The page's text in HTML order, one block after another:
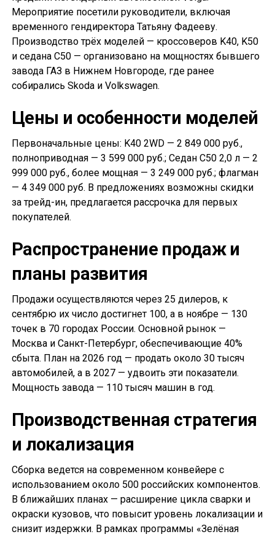
Мероприятие посетили руководители, включая
временного гендиректора Татьяну Фадееву.
Производство трёх моделей — кроссоверов K40, K50
и седана С50 — организовано на мощностях бывшего
завода ГАЗ в Нижнем Новгороде, где ранее
собирались Skoda и Volkswagen.
Цены и особенности моделей
Первоначальные цены: K40 2WD — 2 849 000 руб.,
полноприводная — 3 599 000 руб.; Седан С50 2,0 л — 2
999 000 руб., более мощная — 3 249 000 руб.; флагман
— 4 349 000 руб. В предложениях возможны скидки
за трейд-ин, предлагается рассрочка для первых
покупателей.
Распространение продаж и
планы развития
Продажи осуществляются через 25 дилеров, к
сентябрю их число достигнет 100, а в ноябре — 130
точек в 70 городах России. Основной рынок —
Москва и Санкт-Петербург, обеспечивающие 40%
сбыта. План на 2026 год — продать около 30 тысяч
автомобилей, а в 2027 — удвоить эти показатели.
Мощность завода — 110 тысяч машин в год.
Производственная стратегия
и локализация
Сборка ведется на современном конвейере с
использованием около 500 российских компонентов.
В ближайших планах — расширение цикла сварки и
окраски кузовов, что повысит уровень локализации и
снизит издержки. В рамках программы «Зелёная